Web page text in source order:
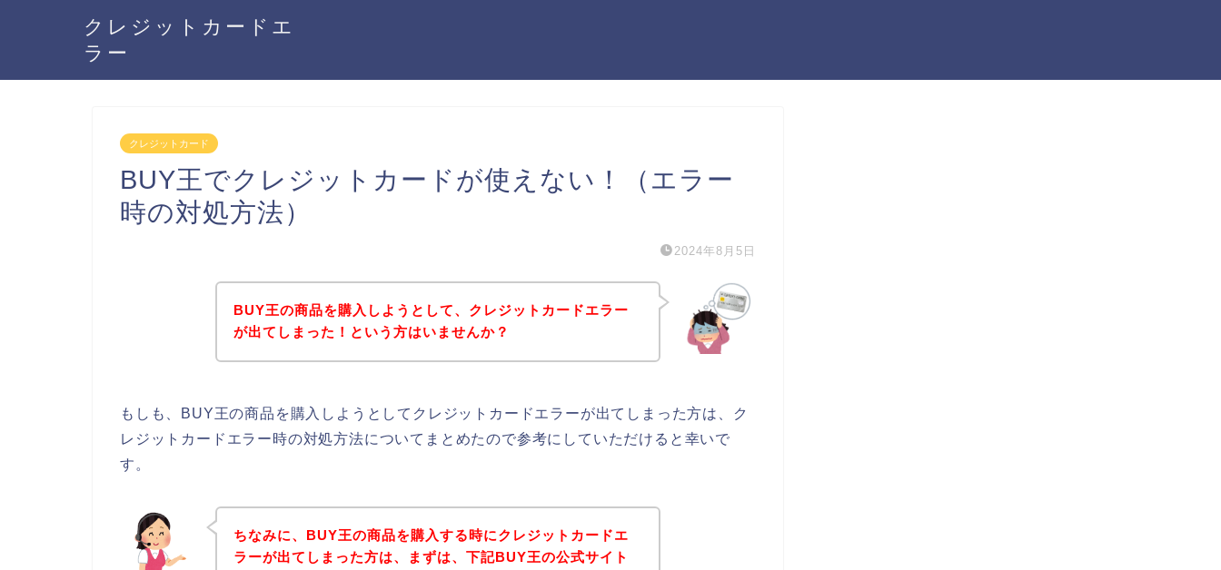
クレジットカードエ
ラー
クレジットカード
BUY王でクレジットカードが使えない！（エラー
時の対処方法）
2024年8月5日
BUY王の商品を購入しようとして、クレジットカードエラー
が出てしまった！という方はいませんか？
もしも、BUY王の商品を購入しようとしてクレジットカードエラーが出てしまった方は、ク
レジットカードエラー時の対処方法についてまとめたので参考にしていただけると幸いで
す。
ちなみに、BUY王の商品を購入する時にクレジットカードエ
ラーが出てしまった方は、まずは、下記BUY王の公式サイト